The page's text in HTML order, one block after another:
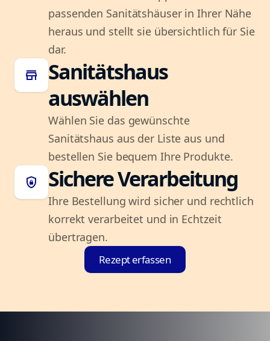
passenden Sanitätshäuser in Ihrer Nähe
heraus und stellt sie übersichtlich für Sie
dar.
store
Sanitätshaus
auswählen
Wählen Sie das gewünschte
Sanitätshaus aus der Liste aus und
bestellen Sie bequem Ihre Produkte.
shield_lock Sichere Verarbeitung
Ihre Bestellung wird sicher und rechtlich
korrekt verarbeitet und in Echtzeit
übertragen.
Rezept erfassen